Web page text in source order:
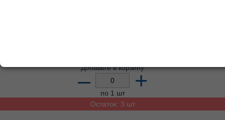
Добавьте в корзину
– +
по 1 шт
Остаток: 3 шт